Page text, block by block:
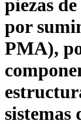
piezas
por
PMA),
sistemas